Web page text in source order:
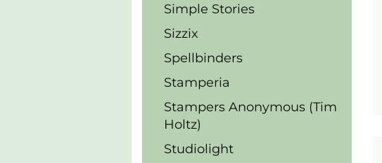
Simple Stories
Sizzix
Spellbinders
Stamperia
Stampers Anonymous (Tim
Holtz)
Studiolight